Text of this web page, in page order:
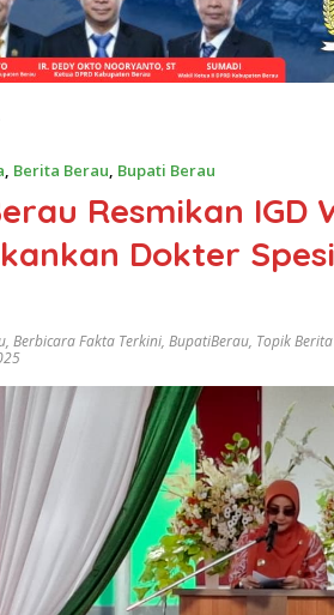
, Berita Berau, Bupati Berau
Resmikan IGD
Dokter
, Berbicara Fakta Terkini, BupatiBerau, Topik Berita